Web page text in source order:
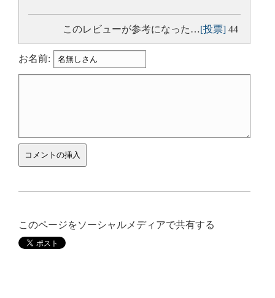
このレビューが参考になった…[投票] 44
お名前:
このページをソーシャルメディアで共有する